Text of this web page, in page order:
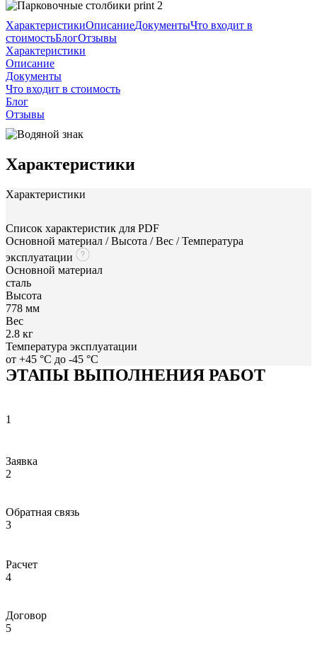
ХарактеристикиОписаниеДокументыЧто входит в
стоимостьБлогОтзывы
Характеристики
Описание
Документы
Что входит в стоимость
Блог
Отзывы
Характеристики
Характеристики
Список характеристик для PDF
Основной материал / Высота / Вес / Температура
эксплуатации
Основной материал
сталь
Высота
778 мм
Вес
2.8 кг
Температура эксплуатации
от +45 °С до -45 °С
ЭТАПЫ ВЫПОЛНЕНИЯ РАБОТ
1
Заявка
2
Обратная связь
3
Расчет
4
Договор
5